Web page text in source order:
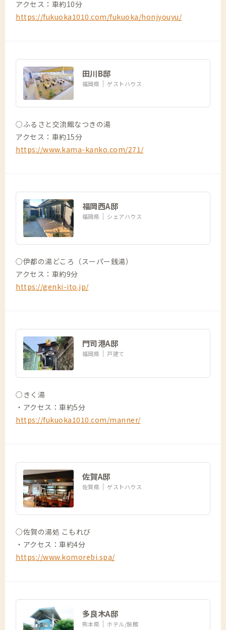
アクセス：車約10分
https://fukuoka1010.com/fukuoka/honjyouyu/
田川B邸
福岡県 ゲストハウス
○ふるさと交流館なつきの湯
アクセス：車約15分
https://www.kama-kanko.com/271/
福岡西A邸
福岡県 シェアハウス
○伊都の湯どころ（スーパー銭湯）
アクセス：車約9分
https://genki-ito.jp/
門司港A邸
福岡県 戸建て
○きく湯
・アクセス：車約5分
https://fukuoka1010.com/manner/
佐賀A邸
佐賀県 ゲストハウス
○佐賀の湯処 こもれび
・アクセス：車約4分
https://www.komorebi.spa/
多良木A邸
熊本県 ホテル/旅館